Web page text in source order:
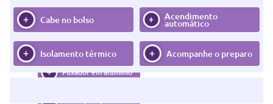
Puxador em alumínio
Cabe no bolso Acendimento
automático
Isolamento térmico Acompanhe o preparo